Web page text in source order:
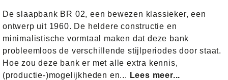
De slaapbank BR 02, een bewezen klassieker, een
ontwerp uit 1960. De heldere constructie en
minimalistische vormtaal maken dat deze bank
probleemloos de verschillende stijlperiodes door staat.
Hoe zou deze bank er met alle extra kennis,
(productie-)mogelijkheden en... Lees meer...